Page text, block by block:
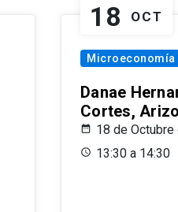
18 OCT
Microeconomía
Danae
Cortes,
18 de Octubre
13:30 a 14:30